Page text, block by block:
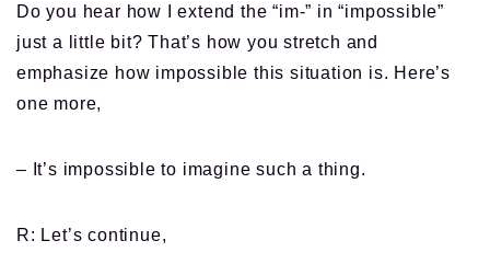
Do you hear how I extend the “im-” in “impossible”
just a little bit? That’s how you stretch and
emphasize how impossible this situation is. Here’s
one more,
– It’s impossible to imagine such a thing.
R: Let’s continue,